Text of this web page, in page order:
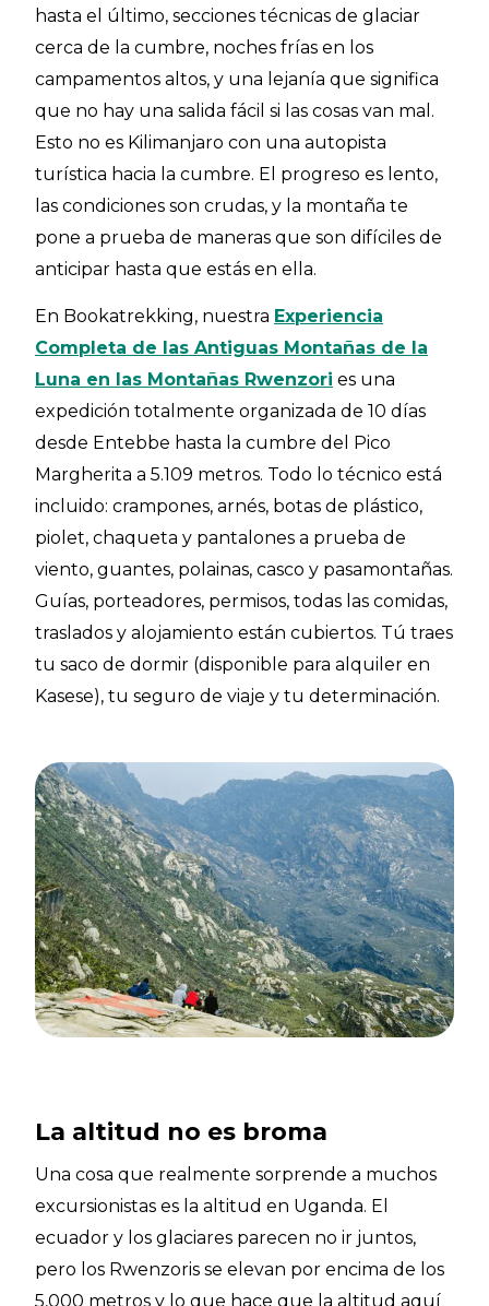
hasta el último, secciones técnicas de glaciar
cerca de la cumbre, noches frías en los
campamentos altos, y una lejanía que significa
que no hay una salida fácil si las cosas van mal.
Esto no es Kilimanjaro con una autopista
turística hacia la cumbre. El progreso es lento,
las condiciones son crudas, y la montaña te
pone a prueba de maneras que son difíciles de
anticipar hasta que estás en ella.
En Bookatrekking, nuestra Experiencia
Completa de las Antiguas Montañas de la
Luna en las Montañas Rwenzori es una
expedición totalmente organizada de 10 días
desde Entebbe hasta la cumbre del Pico
Margherita a 5.109 metros. Todo lo técnico está
incluido: crampones, arnés, botas de plástico,
piolet, chaqueta y pantalones a prueba de
viento, guantes, polainas, casco y pasamontañas.
Guías, porteadores, permisos, todas las comidas,
traslados y alojamiento están cubiertos. Tú traes
tu saco de dormir (disponible para alquiler en
Kasese), tu seguro de viaje y tu determinación.
La altitud no es broma
Una cosa que realmente sorprende a muchos
excursionistas es la altitud en Uganda. El
ecuador y los glaciares parecen no ir juntos,
pero los Rwenzoris se elevan por encima de los
5,000 metros y lo que hace que la altitud aquí